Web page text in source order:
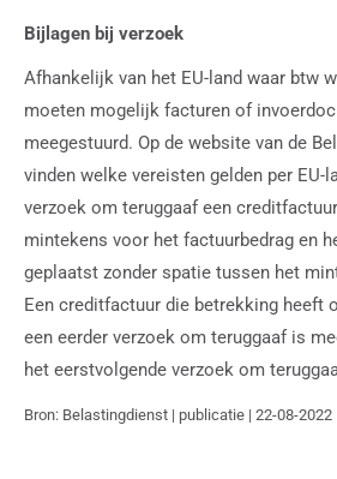
Bijlagen bij verzoek
Afhankelijk van het EU-land waar btw
moeten mogelijk facturen of
meegestuurd. Op de website van de
vinden welke vereisten gelden per EU-
verzoek om teruggaaf een
mintekens voor het factuurbedrag en
geplaatst zonder spatie tussen het
Een creditfactuur die betrekking heeft
een eerder verzoek om teruggaaf is
het eerstvolgende verzoek om
Bron: Belastingdienst | publicatie | 22-08-2022